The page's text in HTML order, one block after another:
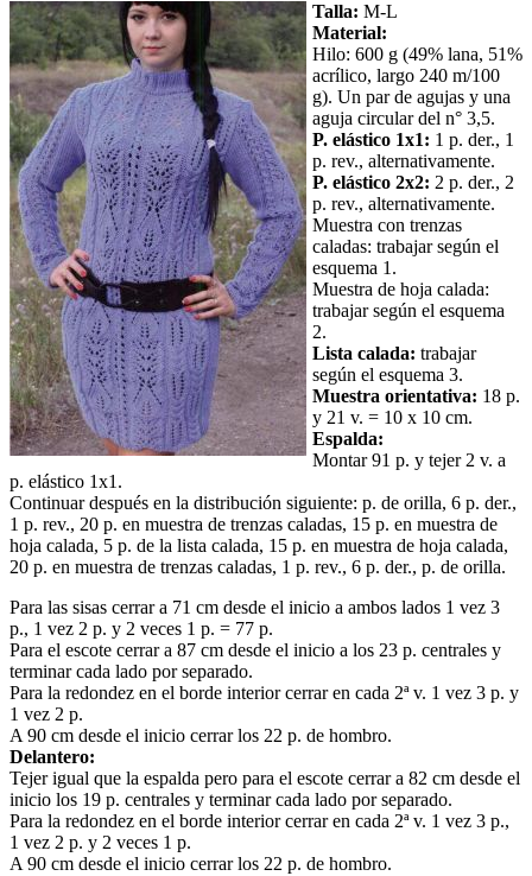
Talla: M-L
Material:
Hilo: 600 g (49% lana, 51%
acrílico, largo 240 m/100
g). Un par de agujas y una
aguja circular del n° 3,5.
P. elástico 1x1: 1 p. der., 1
p. rev., alternativamente.
P. elástico 2x2: 2 p. der., 2
p. rev., alternativamente.
Muestra con trenzas
caladas: trabajar según el
esquema 1.
Muestra de hoja calada:
trabajar según el esquema
2.
Lista calada: trabajar
según el esquema 3.
Muestra orientativa: 18 p.
y 21 v. = 10 x 10 cm.
Espalda:
Montar 91 p. y tejer 2 v. a
p. elástico 1x1.
Continuar después en la distribución siguiente: p. de orilla, 6 p. der.,
1 p. rev., 20 p. en muestra de trenzas caladas, 15 p. en muestra de
hoja calada, 5 p. de la lista calada, 15 p. en muestra de hoja calada,
20 p. en muestra de trenzas caladas, 1 p. rev., 6 p. der., p. de orilla.
Para las sisas cerrar a 71 cm desde el inicio a ambos lados 1 vez 3
p., 1 vez 2 p. y 2 veces 1 p. = 77 p.
Para el escote cerrar a 87 cm desde el inicio a los 23 p. centrales y
terminar cada lado por separado.
Para la redondez en el borde interior cerrar en cada 2ª v. 1 vez 3 p. y
1 vez 2 p.
A 90 cm desde el inicio cerrar los 22 p. de hombro.
Delantero:
Tejer igual que la espalda pero para el escote cerrar a 82 cm desde el
inicio los 19 p. centrales y terminar cada lado por separado.
Para la redondez en el borde interior cerrar en cada 2ª v. 1 vez 3 p.,
1 vez 2 p. y 2 veces 1 p.
A 90 cm desde el inicio cerrar los 22 p. de hombro.